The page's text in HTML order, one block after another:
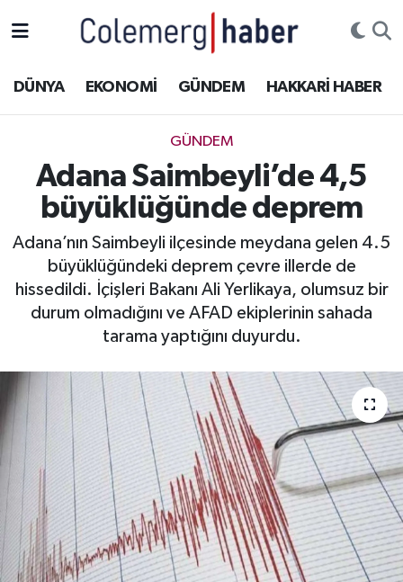
DÜNYA EKONOMİ GÜNDEM HAKKARİ HABER
GÜNDEM
Adana Saimbeyli’de 4,5
büyüklüğünde deprem
Adana’nın Saimbeyli ilçesinde meydana gelen 4.5
büyüklüğündeki deprem çevre illerde de
hissedildi. İçişleri Bakanı Ali Yerlikaya, olumsuz bir
durum olmadığını ve AFAD ekiplerinin sahada
tarama yaptığını duyurdu.
ASAYİŞ
DOĞA
DÜNYA
EĞİTİM
EKONOMİ
GÜNDEM
Hakkari Haber
İLGİNÇ HABERLER
KADIN
KÜLTÜR SANAT
Hakkâri Hava Durumu
Hakkari Namaz Vakitleri
Hakkâri Trafik Yoğunluk Haritası
Süper Lig Puan Durumu ve Fikstür
Tüm Manşetler
Son Dakika Haberleri
Haber Arşivi